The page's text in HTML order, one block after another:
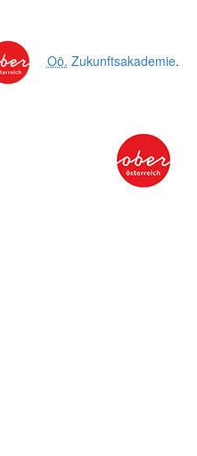
Oö. Zukunftsakademie.